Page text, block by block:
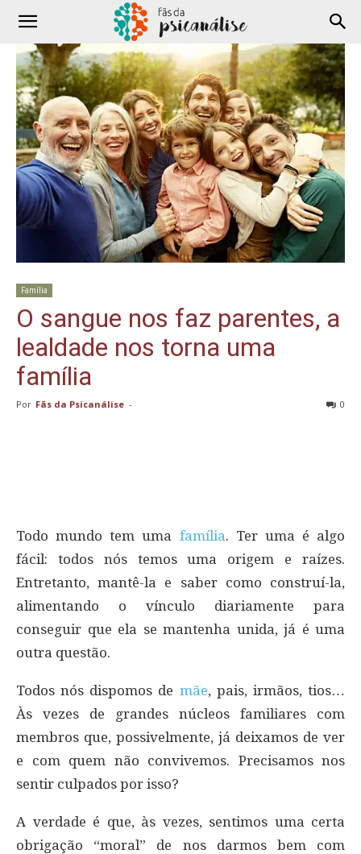
Família
O sangue nos faz parentes, a
lealdade nos torna uma
família
Por Fãs da Psicanálise - 0
Todo mundo tem uma família. Ter uma é algo
fácil: todos nós temos uma origem e raízes.
Entretanto, mantê-la e saber como construí-la,
alimentando o vínculo diariamente para
conseguir que ela se mantenha unida, já é uma
outra questão.
Todos nós dispomos de mãe, pais, irmãos, tios…
Às vezes de grandes núcleos familiares com
membros que, possivelmente, já deixamos de ver
e com quem não convivemos. Precisamos nos
sentir culpados por isso?
A verdade é que, às vezes, sentimos uma certa
obrigação “moral” de nos darmos bem com